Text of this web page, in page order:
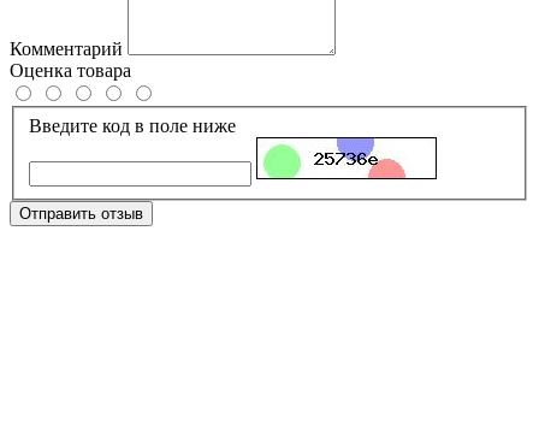
Комментарий
Оценка товара
Введите код в поле ниже
Отправить отзыв